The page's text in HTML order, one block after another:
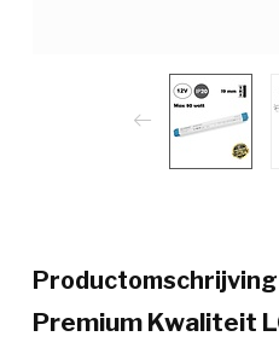
Productomschrijving
Premium Kwaliteit